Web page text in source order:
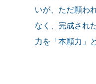
いが、ただ願わ
なく、完成され
力を「本願力」